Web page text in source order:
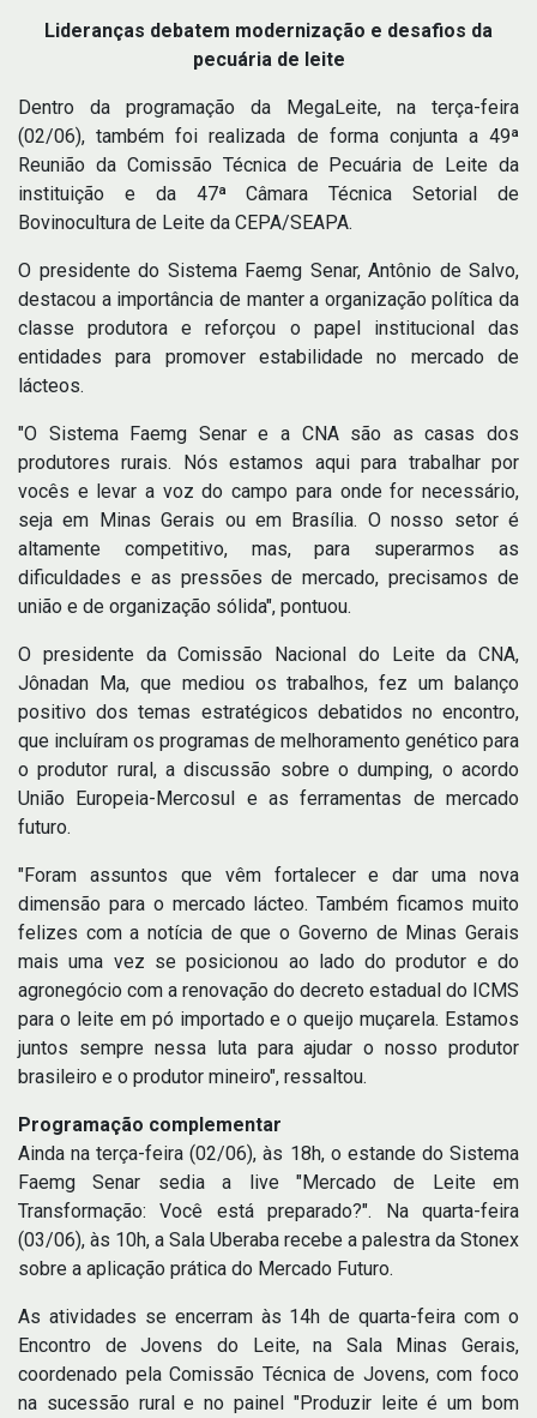
Lideranças debatem modernização e desafios da
pecuária de leite
Dentro da programação da MegaLeite, na terça-feira
(02/06), também foi realizada de forma conjunta a 49ª
Reunião da Comissão Técnica de Pecuária de Leite da
instituição e da 47ª Câmara Técnica Setorial de
Bovinocultura de Leite da CEPA/SEAPA.
O presidente do Sistema Faemg Senar, Antônio de Salvo,
destacou a importância de manter a organização política da
classe produtora e reforçou o papel institucional das
entidades para promover estabilidade no mercado de
lácteos.
"O Sistema Faemg Senar e a CNA são as casas dos
produtores rurais. Nós estamos aqui para trabalhar por
vocês e levar a voz do campo para onde for necessário,
seja em Minas Gerais ou em Brasília. O nosso setor é
altamente competitivo, mas, para superarmos as
dificuldades e as pressões de mercado, precisamos de
união e de organização sólida", pontuou.
O presidente da Comissão Nacional do Leite da CNA,
Jônadan Ma, que mediou os trabalhos, fez um balanço
positivo dos temas estratégicos debatidos no encontro,
que incluíram os programas de melhoramento genético para
o produtor rural, a discussão sobre o dumping, o acordo
União Europeia-Mercosul e as ferramentas de mercado
futuro.
"Foram assuntos que vêm fortalecer e dar uma nova
dimensão para o mercado lácteo. Também ficamos muito
felizes com a notícia de que o Governo de Minas Gerais
mais uma vez se posicionou ao lado do produtor e do
agronegócio com a renovação do decreto estadual do ICMS
para o leite em pó importado e o queijo muçarela. Estamos
juntos sempre nessa luta para ajudar o nosso produtor
brasileiro e o produtor mineiro", ressaltou.
Programação complementar
Ainda na terça-feira (02/06), às 18h, o estande do Sistema
Faemg Senar sedia a live "Mercado de Leite em
Transformação: Você está preparado?". Na quarta-feira
(03/06), às 10h, a Sala Uberaba recebe a palestra da Stonex
sobre a aplicação prática do Mercado Futuro.
As atividades se encerram às 14h de quarta-feira com o
Encontro de Jovens do Leite, na Sala Minas Gerais,
coordenado pela Comissão Técnica de Jovens, com foco
na sucessão rural e no painel "Produzir leite é um bom